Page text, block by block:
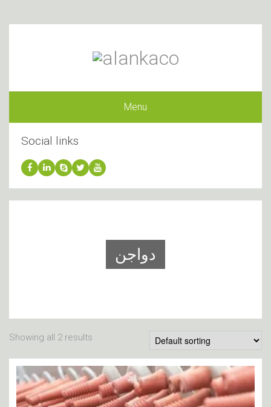
Menu
Social links
دواجن
Showing all 2 results